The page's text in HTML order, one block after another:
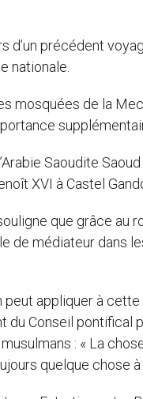
d’un précédent
nationale.
mosquées de la
Saoudite
XVI à Castel
que grâce au
de médiateur dans
peut appliquer à
du Conseil pontifical
: « La
quelque chose à